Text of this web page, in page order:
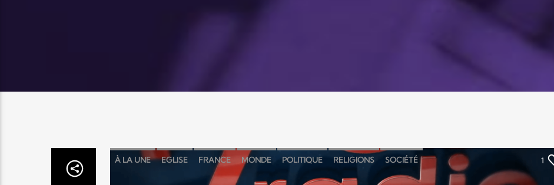
À LA UNE EGLISE FRANCE MONDE POLITIQUE RELIGIONS SOCIÉTÉ 1